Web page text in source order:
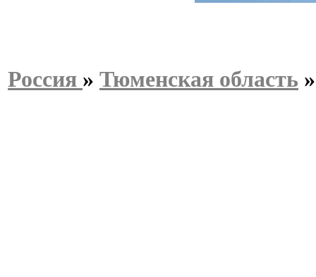
Россия » Тюменская область